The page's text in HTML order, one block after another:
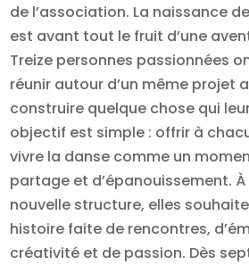
de l’association. La naissance de
est avant tout le fruit d’une
Treize personnes passionnées
réunir autour d’un même projet
construire quelque chose qui
objectif est simple : offrir à
vivre la danse comme un
partage et d’épanouissement.
nouvelle structure, elles
histoire faite de rencontres,
créativité et de passion. Dès